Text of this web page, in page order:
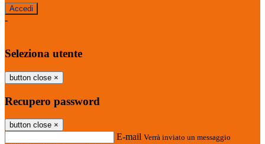
-
Seleziona utente
button close ×
Recupero password
button close ×
E-mail Verrà inviato un messaggio